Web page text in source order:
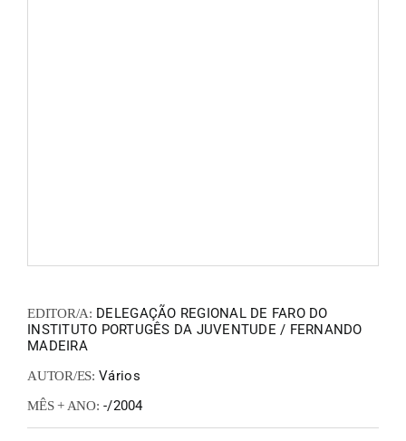
EDITOR/A: DELEGAÇÃO REGIONAL DE FARO DO
INSTITUTO PORTUGÊS DA JUVENTUDE / FERNANDO
MADEIRA
AUTOR/ES: Vários
MÊS + ANO: -/2004